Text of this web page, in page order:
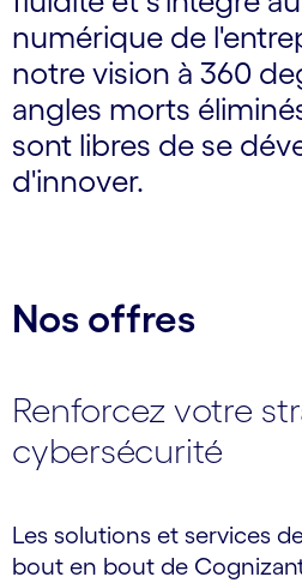
numérique de
notre vision à 360
angles morts
sont libres de se
d'innover.
Nos offres
Renforcez votre
cybersécurité
Les solutions et services
bout en bout de